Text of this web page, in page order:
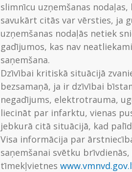
slimnīcu uzņemšanas
savukārt citās var vērsties, ja
uzņemšanas nodaļās netiek
gadījumos, kas nav
saņemšana.
Dzīvībai kritiskā situācijā
bezsamaņā, ja ir dzīvībai
negadījums, elektrotrauma,
liecināt par infarktu, vienas
jebkurā citā situācijā, kad
Visa informācija par
saņemšanai svētku
tīmekļvietnes